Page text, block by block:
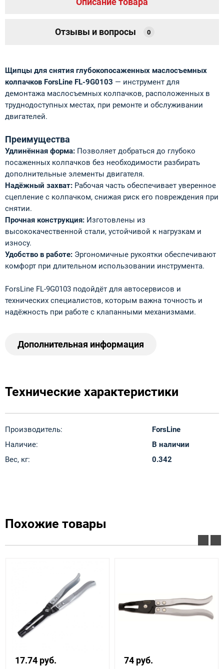
Отзывы и вопросы 0
Щипцы для снятия глубокопосаженных маслосъемных
колпачков ForsLine FL-9G0103 — инструмент для
демонтажа маслосъемных колпачков, расположенных в
труднодоступных местах, при ремонте и обслуживании
двигателей.
Преимущества
Удлинённая форма: Позволяет добраться до глубоко
посаженных колпачков без необходимости разбирать
дополнительные элементы двигателя.
Надёжный захват: Рабочая часть обеспечивает уверенное
сцепление с колпачком, снижая риск его повреждения при
снятии.
Прочная конструкция: Изготовлены из
высококачественной стали, устойчивой к нагрузкам и
износу.
Удобство в работе: Эргономичные рукоятки обеспечивают
комфорт при длительном использовании инструмента.
ForsLine FL-9G0103 подойдёт для автосервисов и
технических специалистов, которым важна точность и
надёжность при работе с клапанными механизмами.
Дополнительная информация
Технические характеристики
Производитель:
ForsLine
Наличие:
В наличии
Вес, кг:
0.342
Похожие товары
17.74 руб. 74 руб.